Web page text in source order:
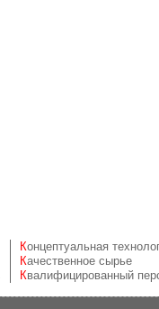
Концептуальная
Качественное сырье
Квалифицированный